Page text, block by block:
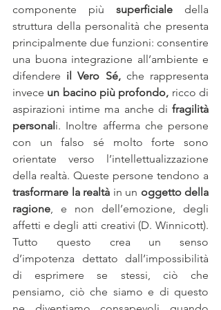
componente più superficiale della
struttura della personalità che presenta
principalmente due funzioni: consentire
una buona integrazione all’ambiente e
difendere il Vero Sé, che rappresenta
invece un bacino più profondo, ricco di
aspirazioni intime ma anche di fragilità
personal i. Inoltre afferma che persone
con un falso sé molto forte sono
orientate verso l’intellettualizzazione
della realtà. Queste persone tendono a
trasformare la realtà in un oggetto della
ragione, e non dell’emozione, degli
affetti e degli atti creativi (D. Winnicott).
Tutto questo crea un senso
d’impotenza dettato dall’impossibilità
di esprimere se stessi, ciò che
pensiamo, ciò che siamo e di questo